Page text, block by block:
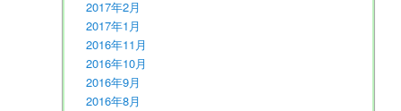
2017年2月
2017年1月
2016年11月
2016年10月
2016年9月
2016年8月